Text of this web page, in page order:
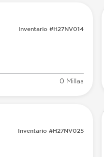
Inventario #H27NV014
0 Millas
Inventario #H27NV025